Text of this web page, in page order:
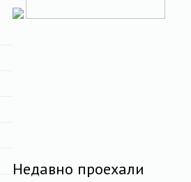
Недавно проехали